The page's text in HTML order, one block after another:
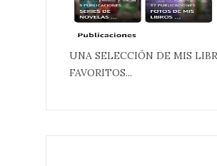
UNA SELECCIÓN DE MIS
FAVORITOS...